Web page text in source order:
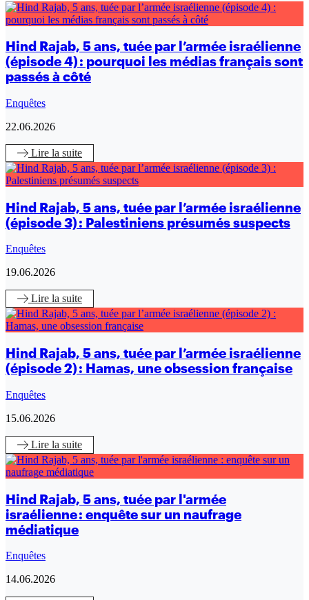
Hind Rajab, 5 ans, tuée par l’armée israélienne
(épisode 4) : pourquoi les médias français sont
passés à côté
Enquêtes
22.06.2026
Lire la suite
Hind Rajab, 5 ans, tuée par l’armée israélienne
(épisode 3) : Palestiniens présumés suspects
Enquêtes
19.06.2026
Lire la suite
Hind Rajab, 5 ans, tuée par l’armée israélienne
(épisode 2) : Hamas, une obsession française
Enquêtes
15.06.2026
Lire la suite
Hind Rajab, 5 ans, tuée par l'armée
israélienne : enquête sur un naufrage
médiatique
Enquêtes
14.06.2026